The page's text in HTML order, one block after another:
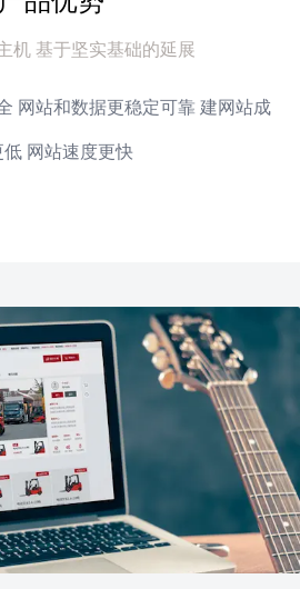
机 基于坚实基础的延展
网站和数据更稳定可靠 建网站成
网站速度更快